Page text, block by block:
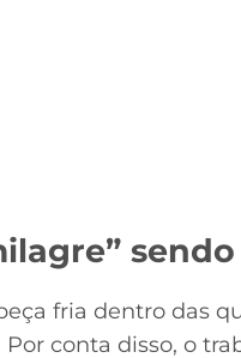
fria dentro das
Por conta disso, o